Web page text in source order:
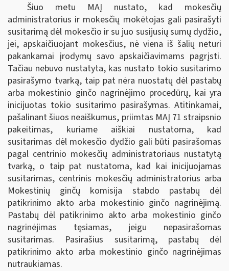
Šiuo metu MAĮ nustato, kad mokesčių
administratorius ir mokesčių mokėtojas gali pasirašyti
susitarimą dėl mokesčio ir su juo susijusių sumų dydžio,
jei, apskaičiuojant mokesčius, nė viena iš šalių neturi
pakankamai įrodymų savo apskaičiavimams pagrįsti.
Tačiau nebuvo nustatyta, kas nustato tokio susitarimo
pasirašymo tvarką, taip pat nėra nuostatų dėl pastabų
arba mokestinio ginčo nagrinėjimo procedūrų, kai yra
inicijuotas tokio susitarimo pasirašymas. Atitinkamai,
pašalinant šiuos neaiškumus, priimtas MAĮ 71 straipsnio
pakeitimas, kuriame aiškiai nustatoma, kad
susitarimas dėl mokesčio dydžio gali būti pasirašomas
pagal centrinio mokesčių administratoriaus nustatytą
tvarką, o taip pat nustatoma, kad kai inicijuojamas
susitarimas, centrinis mokesčių administratorius arba
Mokestinių ginčų komisija stabdo pastabų dėl
patikrinimo akto arba mokestinio ginčo nagrinėjimą.
Pastabų dėl patikrinimo akto arba mokestinio ginčo
nagrinėjimas tęsiamas, jeigu nepasirašomas
susitarimas. Pasirašius susitarimą, pastabų dėl
patikrinimo akto arba mokestinio ginčo nagrinėjimas
nutraukiamas.